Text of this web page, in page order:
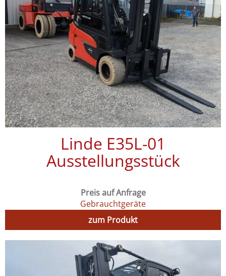
Linde E35L-01
Ausstellungsstück
Preis auf Anfrage
Gebrauchtgeräte
zum Produkt